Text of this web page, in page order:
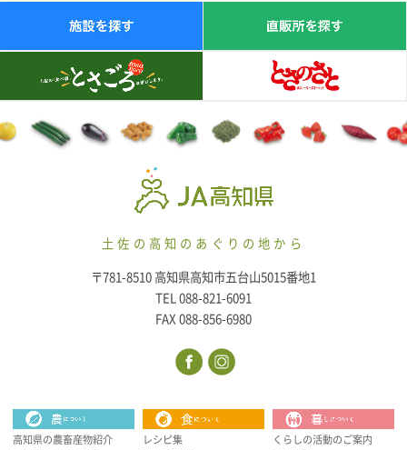
土佐の高知のあぐりの地から
〒781-8510 高知県高知市五台山5015番地1
TEL 088-821-6091
FAX 088-856-6980
高知県の農畜産物紹介
レシピ集
くらしの活動のご案内